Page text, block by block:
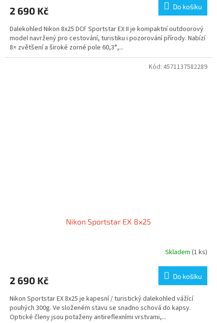
2 690 Kč Do košíku
Dalekohled Nikon 8x25 DCF Sportstar EX II je kompaktní outdoorový
model navržený pro cestování, turistiku i pozorování přírody. Nabízí
8× zvětšení a široké zorné pole 60,3°,...
Nikon Sportstar EX 8x25
Skladem (1 ks)
2 690 Kč Do košíku
Nikon Sportstar EX 8x25 je kapesní / turistický dalekohled vážící
pouhých 300g. Ve složeném stavu se snadno schová do kapsy.
Optické členy jsou potaženy antireflexními vrstvami,...
Kód: 4571137582289